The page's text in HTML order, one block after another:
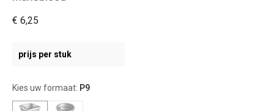
€ 6,25
prijs per stuk
Kies uw formaat: P9